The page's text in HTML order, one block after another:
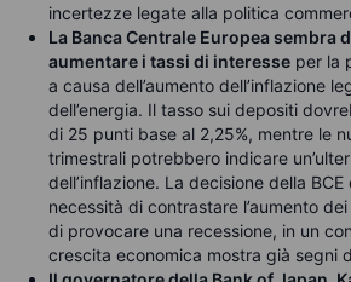
incertezze legate alla politica
La Banca Centrale Europea sembra
aumentare i tassi di interesse per la
a causa dell’aumento dell’inflazione
dell’energia. Il tasso sui depositi
di 25 punti base al 2,25%, mentre le
trimestrali potrebbero indicare
dell’inflazione. La decisione della
necessità di contrastare l’aumento
di provocare una recessione, in un
crescita economica mostra già segni